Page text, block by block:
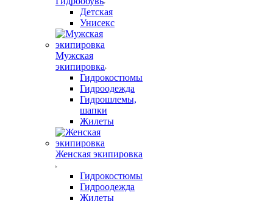
Детская
Унисекс
Мужская
экипировка
Гидрокостюмы
Гидроодежда
Гидрошлемы,
шапки
Жилеты
Женская экипировка
Гидрокостюмы
Гидроодежда
Жилеты